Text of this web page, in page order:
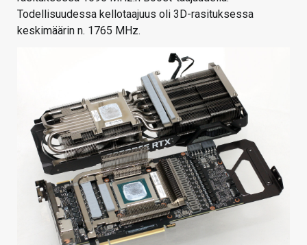
Todellisuudessa kellotaajuus oli 3D-rasituksessa
keskimäärin n. 1765 MHz.